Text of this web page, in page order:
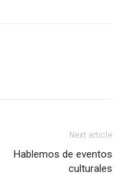
Next article
Hablemos de eventos
culturales